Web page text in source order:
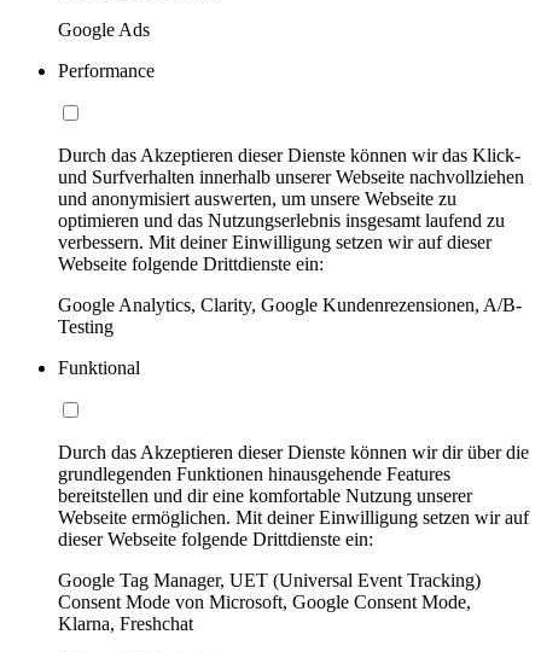
Google Ads
Performance
Durch das Akzeptieren dieser Dienste können wir das Klick-
und Surfverhalten innerhalb unserer Webseite nachvollziehen
und anonymisiert auswerten, um unsere Webseite zu
optimieren und das Nutzungserlebnis insgesamt laufend zu
verbessern. Mit deiner Einwilligung setzen wir auf dieser
Webseite folgende Drittdienste ein:
Google Analytics, Clarity, Google Kundenrezensionen, A/B-
Testing
Funktional
Durch das Akzeptieren dieser Dienste können wir dir über die
grundlegenden Funktionen hinausgehende Features
bereitstellen und dir eine komfortable Nutzung unserer
Webseite ermöglichen. Mit deiner Einwilligung setzen wir auf
dieser Webseite folgende Drittdienste ein:
Google Tag Manager, UET (Universal Event Tracking)
Consent Mode von Microsoft, Google Consent Mode,
Klarna, Freshchat